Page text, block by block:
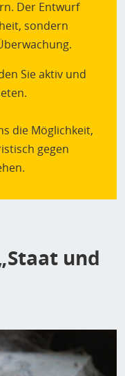
Der Entwurf
sondern
Sie aktiv und
die Möglichkeit,
gegen
und